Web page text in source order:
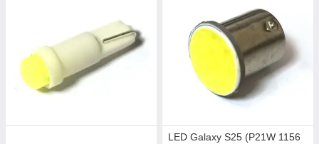
LED Galaxy S25 (P21W 1156